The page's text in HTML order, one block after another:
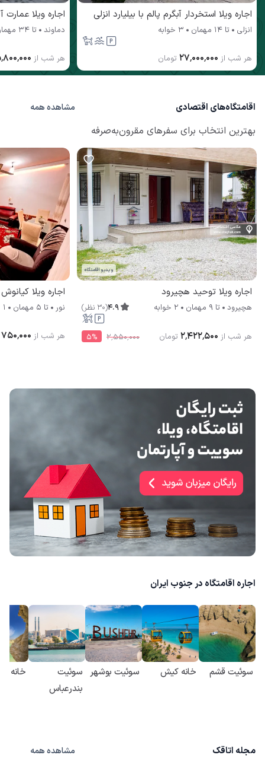
اجاره ویلا استخردار آبگرم پالم با بیلیارد انزلی
انزلی تا 14 مهمان 3 خوابه
هر شب از ۲۷٬۰۰۰٬۰۰۰ تومان
اجاره ویلا عمارت
دماوند تا 34
هر شب از
اقامتگاه‌های اقتصادی مشاهده همه
بهترین انتخاب برای سفرهای مقرون‌به‌صرفه
ویدیو اقامتگاه
اجاره ویلا توحید هچیرود
هچیرود تا 9 مهمان 2 خوابه 4.9
(
30 نظر)
۲٬۵۵۰٬۰۰۰ 5% هر شب از ۲٬۴۲۲٬۵۰۰ تومان
اجاره ویلا کیانوش (2)
نور تا 5 مهمان 1 خوابه
هر شب از ۷۵۰٬۰۰۰
اجاره اقامتگاه در جنوب ایران
سوئیت قشم خانه کیش سوئیت بوشهر سوئیت
بندرعباس
خانه
مجله اتاقک مشاهده همه